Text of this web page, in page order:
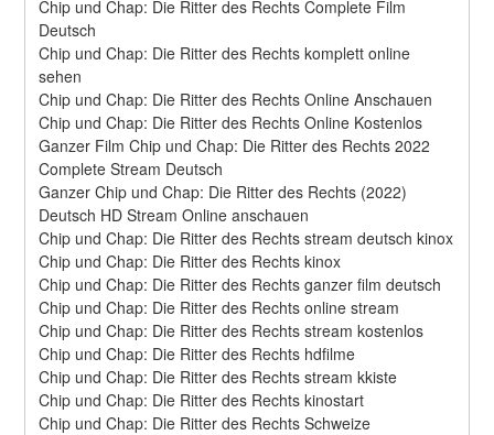
Chip und Chap: Die Ritter des Rechts Complete Film
Deutsch
Chip und Chap: Die Ritter des Rechts komplett online
sehen
Chip und Chap: Die Ritter des Rechts Online Anschauen
Chip und Chap: Die Ritter des Rechts Online Kostenlos
Ganzer Film Chip und Chap: Die Ritter des Rechts 2022
Complete Stream Deutsch
Ganzer Chip und Chap: Die Ritter des Rechts (2022)
Deutsch HD Stream Online anschauen
Chip und Chap: Die Ritter des Rechts stream deutsch kinox
Chip und Chap: Die Ritter des Rechts kinox
Chip und Chap: Die Ritter des Rechts ganzer film deutsch
Chip und Chap: Die Ritter des Rechts online stream
Chip und Chap: Die Ritter des Rechts stream kostenlos
Chip und Chap: Die Ritter des Rechts hdfilme
Chip und Chap: Die Ritter des Rechts stream kkiste
Chip und Chap: Die Ritter des Rechts kinostart
Chip und Chap: Die Ritter des Rechts Schweize